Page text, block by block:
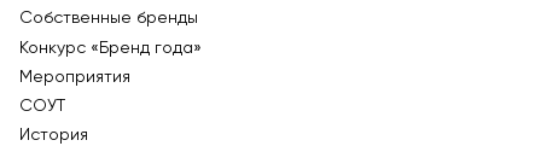
Собственные бренды
Конкурс «Бренд года»
Мероприятия
СОУТ
История